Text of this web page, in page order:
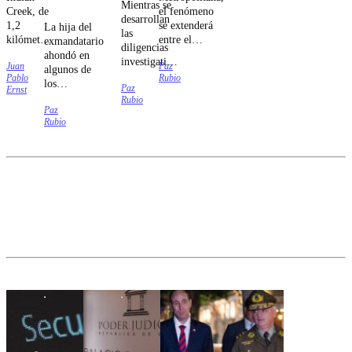
Creek, de
1,2
kilómetros
cuadrados,
cuenta con
apenas 41
viviendas,
pero tiene
alcalde y
Juan
Pablo
Ernst
La hija del
exmandatario
ahondó en
algunos de
los
del
Congreso.
Paz
Rubio
Mientras se
desarrollan
las
diligencias
investigativas
siniestro vial,
el
Paz
Rubio
el fenómeno
se extenderá
entre el
domingo 9 y
el jueves 13
de agosto.
Paz
Rubio